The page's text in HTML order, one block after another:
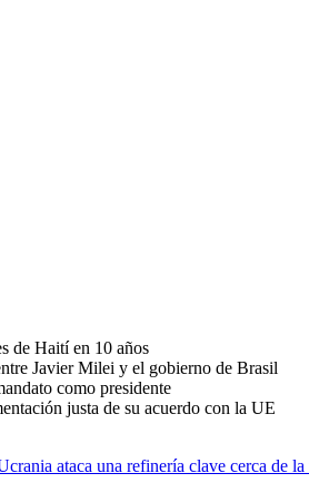
ataca una refinería clave cerca de